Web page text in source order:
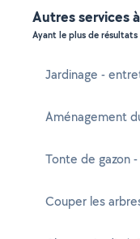
Autres services
Ayant le plus de
Jardinage -
Aménagement
Tonte de gazon
Couper les